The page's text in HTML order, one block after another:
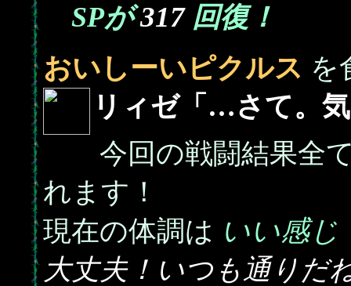
SPが317回復！
おいしーいピクルス を
リィゼ「…さて。
今回の戦闘結果全
れます！
現在の体調は いい感じ
大丈夫！いつも通りだ